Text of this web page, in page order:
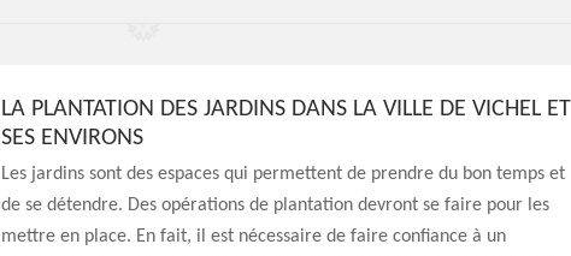
LA PLANTATION DES JARDINS DANS LA VILLE DE VICHEL ET
SES ENVIRONS
Les jardins sont des espaces qui permettent de prendre du bon temps et
de se détendre. Des opérations de plantation devront se faire pour les
mettre en place. En fait, il est nécessaire de faire confiance à un